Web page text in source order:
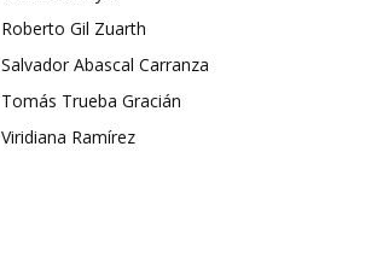
Roberto Gil Zuarth
Salvador Abascal Carranza
Tomás Trueba Gracián
Viridiana Ramírez